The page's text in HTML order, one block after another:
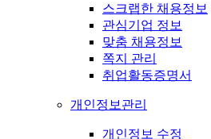
스크랩한 채용정보
관심기업 정보
맞춤 채용정보
쪽지 관리
취업활동증명서
개인정보관리
개인정보 수정